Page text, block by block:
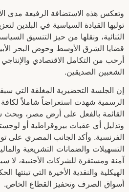
وتعكس هذه الاستضافة الرفيعة مدى
توليها القيادة السياسية في البلدين
الثنائية، ونقلها من حيز التنسيق
قضايا الشرق الأوسط وحوض البحر
أرحب من التكامل الاقتصادي
الشعبين الصديقين.
إن الجلسة التحضيرية المغلقة التي
الرسمية شهدت استعراضاً شاملاً
القائمة بالفعل على أرض مصر، وبحث
وتذليل أي عقبات بيروقراطية أو
الفرنسية. وأكد الجانب المصري على
التسهيلات والضمانات التشريعية
آمنة ومستقرة للشركات الأجنبية، لا
الهيكلية والنقدية الأخيرة التي تبنتها
أسواق الصرف وتحفيز القطاع الخاص.